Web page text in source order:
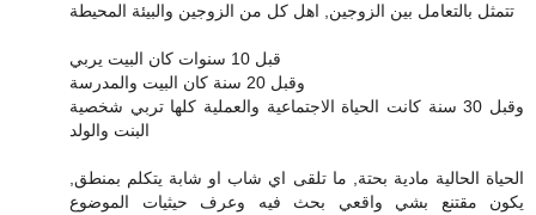
تتمثل بالتعامل بين الزوجين, اهل كل من الزوجين والبيئة المحيطة
قبل 10 سنوات كان البيت يربي
وقبل 20 سنة كان البيت والمدرسة
وقبل 30 سنة كانت الحياة الاجتماعية والعملية كلها تربي شخصية
البنت والولد
الحياة الحالية مادية بحتة, ما تلقى اي شاب او شابة يتكلم بمنطق,
يكون مقتنع بشي واقعي بحث فيه وعرف حيثيات الموضوع